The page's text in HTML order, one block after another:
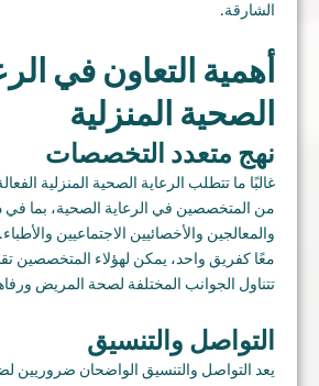
الشارقة.
أهمية التعاون في
الصحية المنزلية
نهج متعدد التخصصات
غالبًا ما تتطلب الرعاية الصحية المنزلية
من المتخصصين في الرعاية الصحية، بما
والمعالجين والأخصائيين الاجتماعيين
معًا كفريق واحد، يمكن لهؤلاء المتخصصين
تتناول الجوانب المختلفة لصحة المريض
التواصل والتنسيق
يعد التواصل والتنسيق الواضحان ضروريين